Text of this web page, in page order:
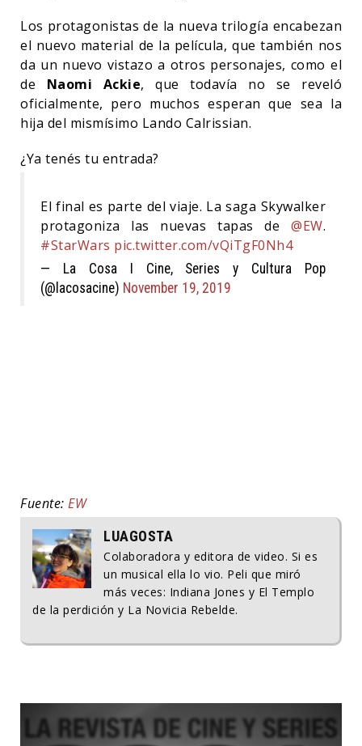
Los protagonistas de la nueva trilogía encabezan
el nuevo material de la película, que también nos
da un nuevo vistazo a otros personajes, como el
de Naomi Ackie, que todavía no se reveló
oficialmente, pero muchos esperan que sea la
hija del mismísimo Lando Calrissian.
¿Ya tenés tu entrada?
El final es parte del viaje. La saga Skywalker
protagoniza las nuevas tapas de @EW.
#StarWars pic.twitter.com/vQiTgF0Nh4
— La Cosa I Cine, Series y Cultura Pop
(@lacosacine) November 19, 2019
Fuente: EW
LUAGOSTA
Colaboradora y editora de video. Si es
un musical ella lo vio. Peli que miró
más veces: Indiana Jones y El Templo
de la perdición y La Novicia Rebelde.